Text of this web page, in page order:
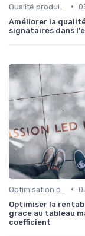
•
Améliorer la
signataires dans
•
Optimiser la
grâce au tableau
coefficient